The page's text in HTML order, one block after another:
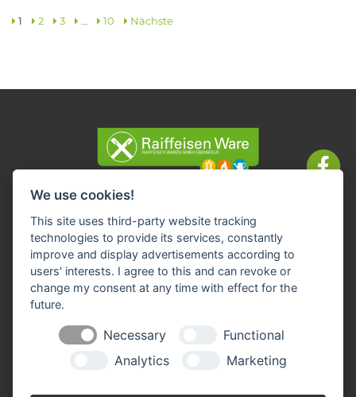
1 2 3 10 Nächste
Impressum Datenschutz
Cookie-Einstellungen ändern
Raiffeisen Waren GmbH Ebensfeld
Frankenstraße 5
Telefon: 09573-9636-0
Fax: 09573-9636-36
info(at)raiffeisen-ebensfeld.de
We use cookies!
This site uses third-party website tracking
technologies to provide its services, constantly
improve and display advertisements according to
users' interests. I agree to this and can revoke or
change my consent at any time with effect for the
future.
Necessary
Functional
Analytics
Marketing